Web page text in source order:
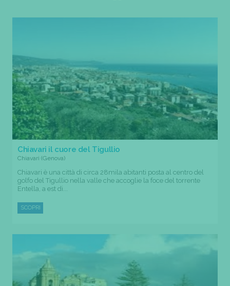
Chiavari il cuore del Tigullio
Chiavari (Genova)
Chiavari è una città di circa 28mila abitanti posta al centro del
golfo del Tigullio nella valle che accoglie la foce del torrente
Entella, a est di...
SCOPRI